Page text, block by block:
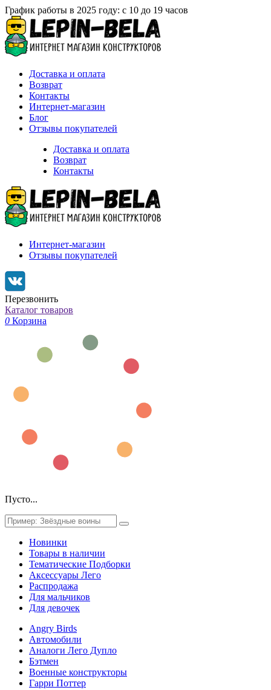
График работы в 2025 году: с 10 до 19 часов
Доставка и оплата
Возврат
Контакты
Интернет-магазин
Блог
Отзывы покупателей
Доставка и оплата
Возврат
Контакты
Интернет-магазин
Отзывы покупателей
Перезвонить
Каталог товаров
0 Корзина
Пусто...
Новинки
Товары в наличии
Тематические Подборки
Аксессуары Лего
Распродажа
Для мальчиков
Для девочек
Angry Birds
Автомобили
Аналоги Лего Дупло
Бэтмен
Военные конструкторы
Гарри Поттер